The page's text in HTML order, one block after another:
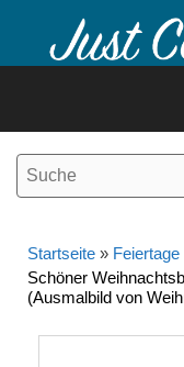
Inhalt
Startseite »
Schöner
(Ausmalbild von